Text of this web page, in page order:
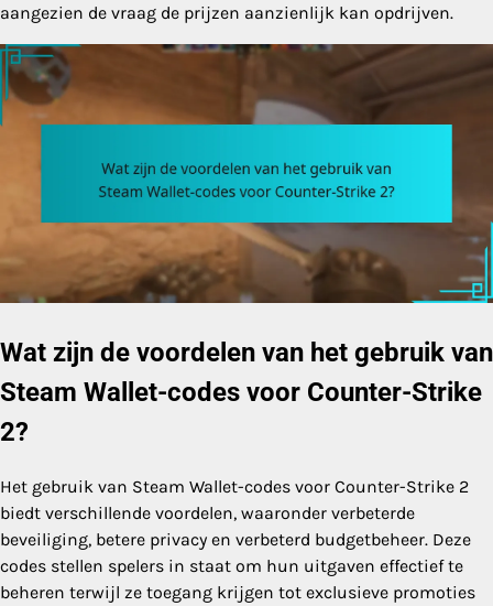
aangezien de vraag de prijzen aanzienlijk kan opdrijven.
Wat zijn de voordelen van het gebruik van
Steam Wallet-codes voor Counter-Strike
2?
Het gebruik van Steam Wallet-codes voor Counter-Strike 2
biedt verschillende voordelen, waaronder verbeterde
beveiliging, betere privacy en verbeterd budgetbeheer. Deze
codes stellen spelers in staat om hun uitgaven effectief te
beheren terwijl ze toegang krijgen tot exclusieve promoties